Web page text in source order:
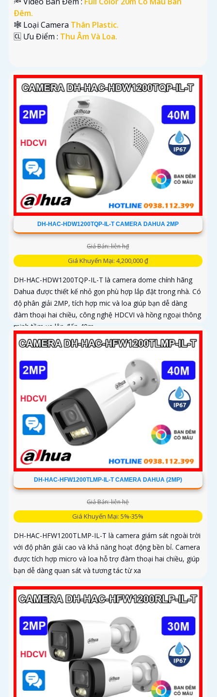
Ðêm.
🕸️ Loại Camera Thân Plastic.
️🆑 Ưu Điểm : Thu Âm Và Loa.
DH-HAC-HDW1200TQP-IL-T CAMERA DAHUA 2MP
Giá Bán: liên h₫
Giá Khuyến Mại: 4,200,000 ₫
DH-HAC-HDW1200TQP-IL-T là camera dome chính hãng
Dahua được thiết kế nhỏ gọn phù hợp lắp đặt trong nhà. Có
độ phân giải 2MP, tích hợp mic và loa giúp bạn dễ dàng
đàm thoại hai chiều, công nghệ HDCVI và hồng ngoại thông
minh tầm xa lên đến 40m
DH-HAC-HFW1200TLMP-IL-T CAMERA DAHUA (2MP)
Giá Bán: liên hệ
Giá Khuyến Mại: 5%-35%
DH-HAC-HFW1200TLMP-IL-T là camera giám sát ngoài trời
với độ phân giải cao và khả năng hoạt động bền bỉ. Camera
được tích hợp micro và loa hỗ trợ đàm thoại hai chiều, giúp
bạn dễ dàng quan sát và tương tác từ xa